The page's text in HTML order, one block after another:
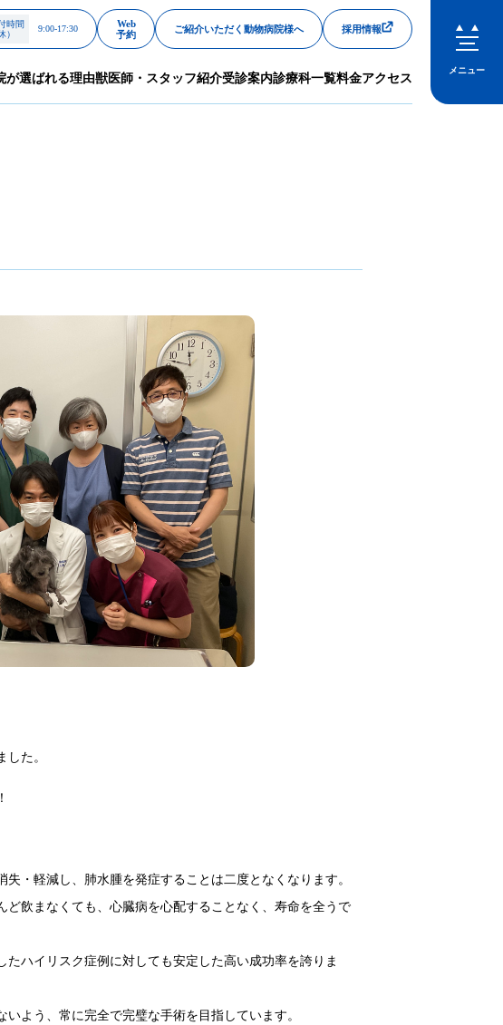
時間
）
9:00-17:30
Web
予約
ご紹介いただく動物病院様へ 採用情報
が選ばれる理由獣医師・スタッフ紹介受診案内診療科一覧料金アクセス
メニュー
た。
・軽減し、肺水腫を発症することは二度となくなります。
飲まなくても、心臓病を心配することなく、寿命を全うで
ハイリスク症例に対しても安定した高い成功率を誇りま
よう、常に完全で完璧な手術を目指しています。